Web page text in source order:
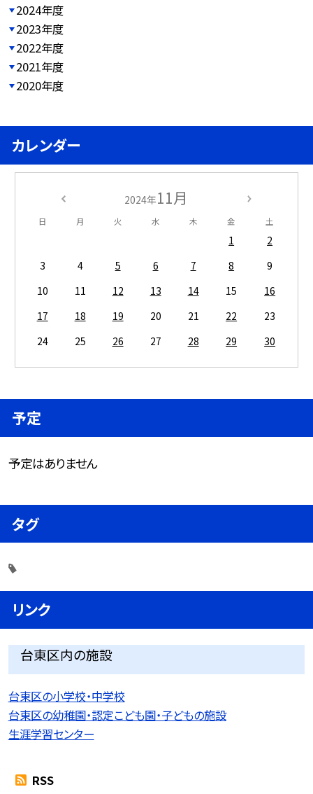
2024年度
2023年度
2022年度
2021年度
2020年度
カレンダー
2024年11月
日 月 火 水 木 金 土
1
2
3
4 5 6 7 8
9
10
11 12 13 14 15
16
17
18 19 20 21 22
23
24
25 26 27 28 29 30
予定
予定はありません
タグ
リンク
台東区内の施設
台東区の小学校・中学校
台東区の幼稚園・認定こども園・子どもの施設
生涯学習センター
RSS